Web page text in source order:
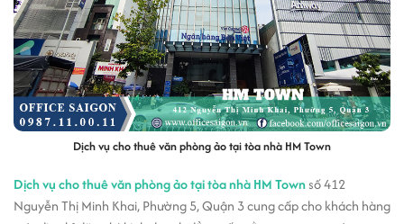
Dịch vụ cho thuê văn phòng ảo tại tòa nhà HM Town
Dịch vụ cho thuê văn phòng ảo tại tòa nhà HM Townsố 412
Nguyễn Thị Minh Khai, Phường 5, Quận 3 cung cấp cho khách hàng